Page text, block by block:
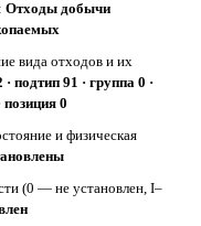
Отходы добычи
вида отходов и их
· подтип 91 · группа 0 ·
позиция 0
и физическая
(0 — не установлен, I–